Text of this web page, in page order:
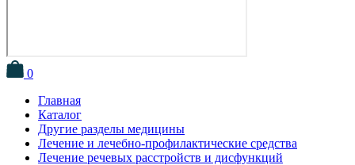
0
Главная
Каталог
Другие разделы медицины
Лечение и лечебно-профилактические средства
Лечение речевых расстройств и дисфункций